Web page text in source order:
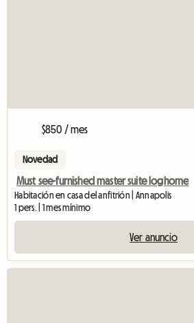
$850 / mes
Novedad
Must see-furnished master suite loghome
Habitación en casa del anfitrión | Annapolis
1 pers. | 1 mes mínimo
Ver anuncio